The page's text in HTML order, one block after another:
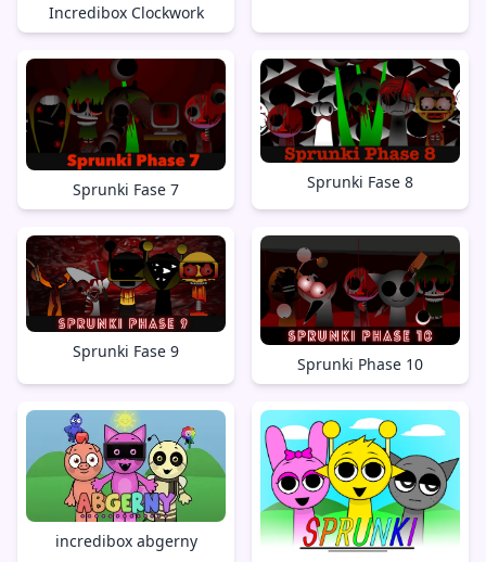
Incredibox Clockwork
Sprunki Fase 7 Sprunki Fase 8
Sprunki Fase 9
Sprunki Phase 10
incredibox abgerny